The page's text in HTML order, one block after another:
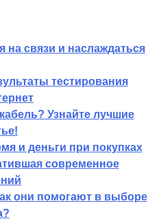
на связи и наслаждаться
тестирования
Узнайте лучшие
и деньги при покупках
современное
они помогают в выборе